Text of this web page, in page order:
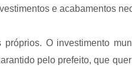
e acabamentos
O investimento
pelo prefeito, que